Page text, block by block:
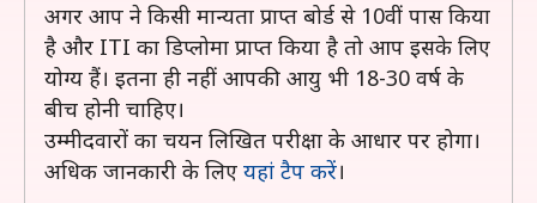
अगर आप ने किसी मान्यता प्राप्त बोर्ड से 10वीं पास किया
है और ITI का डिप्लोमा प्राप्त किया है तो आप इसके लिए
योग्य हैं। इतना ही नहीं आपकी आयु भी 18-30 वर्ष के
बीच होनी चाहिए।
उम्मीदवारों का चयन लिखित परीक्षा के आधार पर होगा।
अधिक जानकारी के लिए यहां टैप करें।